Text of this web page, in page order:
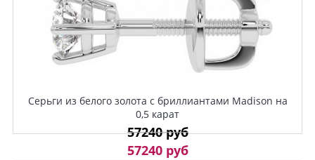
Серьги из белого золота с бриллиантами Madison на
0,5 карат
57240 руб
57240 руб